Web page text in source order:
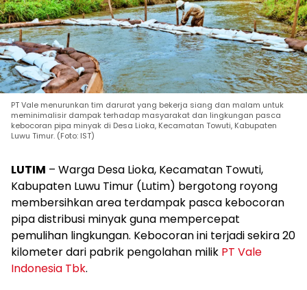
PT Vale menurunkan tim darurat yang bekerja siang dan malam untuk
meminimalisir dampak terhadap masyarakat dan lingkungan pasca
kebocoran pipa minyak di Desa Lioka, Kecamatan Towuti, Kabupaten
Luwu Timur. (Foto: IST)
LUTIM – Warga Desa Lioka, Kecamatan Towuti,
Kabupaten Luwu Timur (Lutim) bergotong royong
membersihkan area terdampak pasca kebocoran
pipa distribusi minyak guna mempercepat
pemulihan lingkungan. Kebocoran ini terjadi sekira 20
kilometer dari pabrik pengolahan milik PT Vale
Indonesia Tbk.